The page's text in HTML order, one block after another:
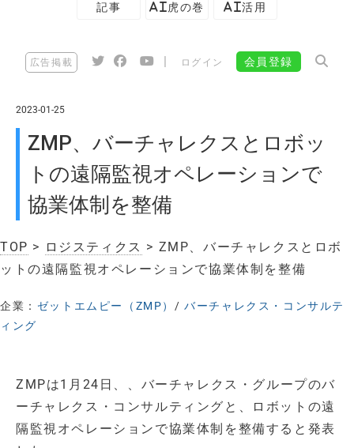
記事 AI虎の巻 AI活用
広告掲載 ログイン 会員登録
2023-01-25
ZMP、バーチャレクスとロボッ
トの遠隔監視オペレーションで
協業体制を整備
TOP > ロジスティクス > ZMP、バーチャレクスとロボ
ットの遠隔監視オペレーションで協業体制を整備
企業： ゼットエムピー（ZMP）/バーチャレクス・コンサルテ
ィング
ZMPは1月24日、、バーチャレクス・グループのバ
ーチャレクス・コンサルティングと、ロボットの遠
隔監視オペレーションで協業体制を整備すると発表